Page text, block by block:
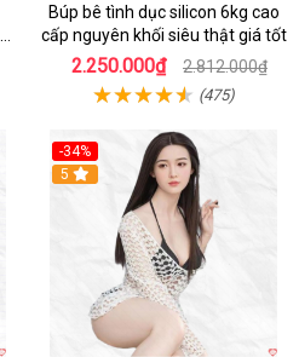
Búp bê tình dục silicon 6kg cao
cấp nguyên khối siêu thật giá tốt
2.250.000₫ 2.812.000₫
(475)
-34%
5